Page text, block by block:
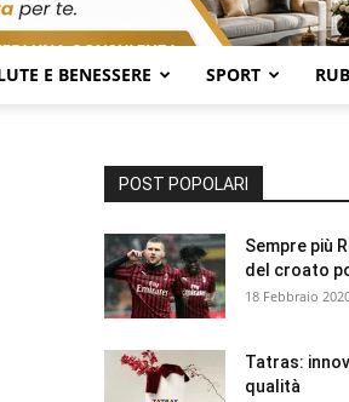
E BENESSERE SPORT
POST POPOLARI
Sempre più
del croato
18 Febbraio
Tatras:
qualità